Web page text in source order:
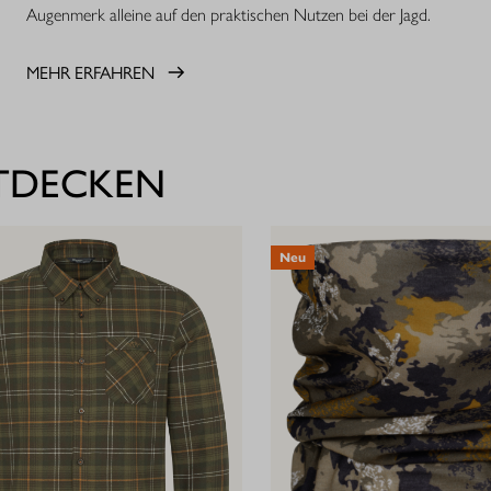
Augenmerk alleine auf den praktischen Nutzen bei der Jagd.
MEHR ERFAHREN
Neu